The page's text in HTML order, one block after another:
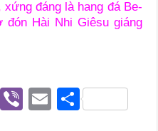
đáng là hang đá Be-
đón Hài Nhi Giêsu giáng
T
Vi
E S